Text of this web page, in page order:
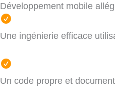
Développement mobile
Une ingénierie efficace
Un code propre et